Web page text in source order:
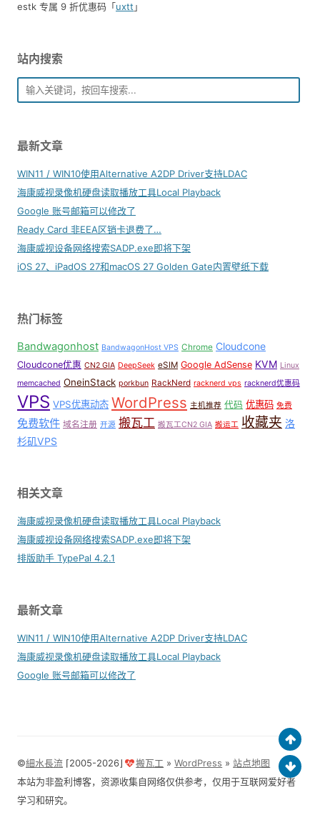
estk 专属 9 折优惠码「uxtt 」
站内搜索
最新文章
WIN11 / WIN10使用Alternative A2DP Driver支持LDAC
海康威视录像机硬盘读取播放工具Local Playback
Google 账号邮箱可以修改了
Ready Card 非EEA区销卡退费了…
海康威视设备网络搜索SADP.exe即将下架
iOS 27、iPadOS 27和macOS 27 Golden Gate内置壁纸下载
热门标签
Bandwagonhost BandwagonHost VPS Chrome Cloudcone
Cloudcone优惠 CN2 GIA DeepSeek eSIM Google AdSense KVM Linux
memcached OneinStack porkbun RackNerd racknerd vps racknerd优惠码
VPS VPS优惠动态 WordPress 主机推荐 代码 优惠码 免费
免费软件 域名注册 开源 搬瓦工 搬瓦工CN2 GIA 搬运工 收藏夹 洛
杉矶VPS
相关文章
海康威视录像机硬盘读取播放工具Local Playback
海康威视设备网络搜索SADP.exe即将下架
排版助手 TypePal 4.2.1
最新文章
WIN11 / WIN10使用Alternative A2DP Driver支持LDAC
海康威视录像机硬盘读取播放工具Local Playback
Google 账号邮箱可以修改了
©細水長流 ⌈2005-2026⌋ 搬瓦工 »WordPress »站点地图
本站为非盈利博客，资源收集自网络仅供参考，仅用于互联网爱好者
学习和研究。